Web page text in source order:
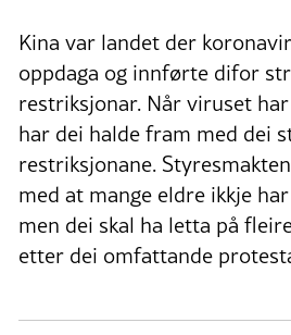
Kina var landet der
oppdaga og innførte difor
restriksjonar. Når viruset
har dei halde fram med dei
restriksjonane.
med at mange eldre ikkje
men dei skal ha letta på
etter dei omfattande